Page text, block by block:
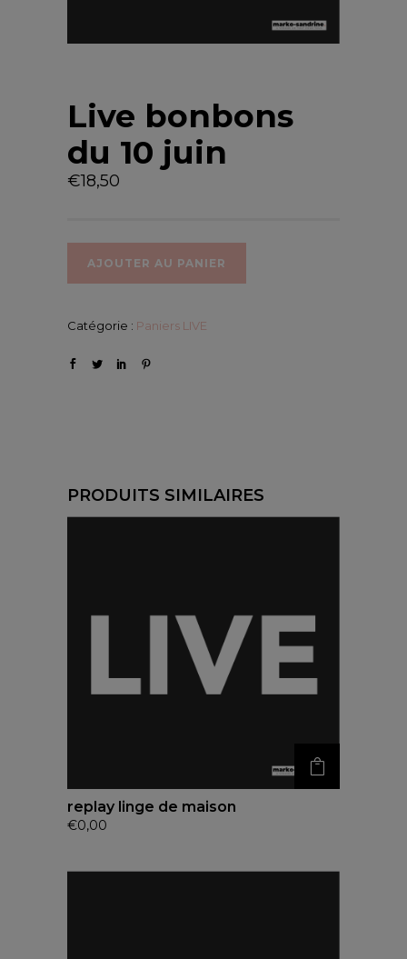
Live bonbons
du 10 juin
€18,50
AJOUTER AU PANIER
Catégorie : Paniers LIVE
PRODUITS SIMILAIRES
replay linge de maison
€0,00